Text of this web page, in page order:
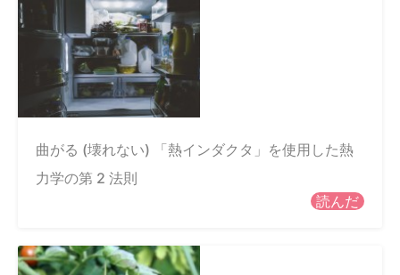
曲がる (壊れない) 「熱インダクタ」を使用した熱
力学の第 2 法則
読んだ